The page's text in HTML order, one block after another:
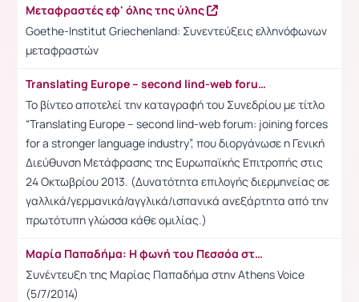
Μεταφραστές εφ' όλης της ύλης
Goethe-Institut Griechenland: Συνεντεύξεις ελληνόφωνων
μεταφραστών
Translating Europe – second lind-web forum: joining forces for a stronger language industry
Το βίντεο αποτελεί την καταγραφή του Συνεδρίου με τίτλο
“Translating Europe – second lind-web forum: joining forces
for a stronger language industry”, που διοργάνωσε η Γενική
Διεύθυνση Μετάφρασης της Ευρωπαϊκής Επιτροπής στις
24 Οκτωβρίου 2013. (Δυνατότητα επιλογής διερμηνείας σε
γαλλικά/γερμανικά/αγγλικά/ισπανικά ανεξάρτητα από την
πρωτότυπη γλώσσα κάθε ομιλίας.)
Μαρία Παπαδήμα: Η φωνή του Πεσσόα στα ελληνικά μιλάει στην A.V. (video)
Συνέντευξη της Μαρίας Παπαδήμα στην Athens Voice
(5/7/2014)